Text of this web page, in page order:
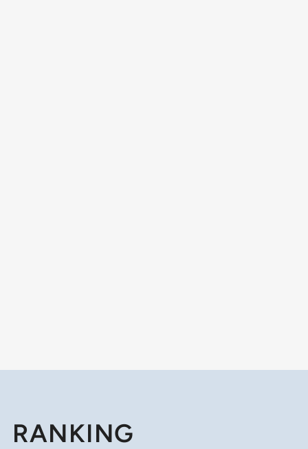
RANKING